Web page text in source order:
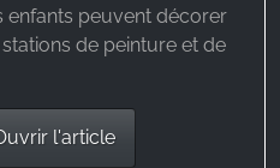
enfants peuvent décorer
de peinture et de
l'article